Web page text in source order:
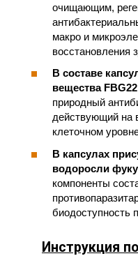
очищающим,
макро и
восстановления
В составе
вещества
природный
действующий на
клеточном
В капсулах
водоросли
компоненты
биодоступность
Инструкция